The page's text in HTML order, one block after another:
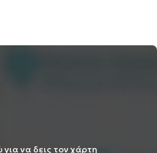
για να δεις τον χάρτη